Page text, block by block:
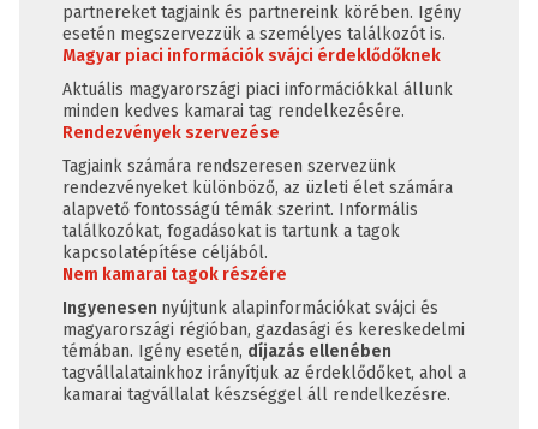
partnereket tagjaink és partnereink körében. Igény
esetén megszervezzük a személyes találkozót is.
Magyar piaci információk svájci érdeklődőknek
Aktuális magyarországi piaci információkkal állunk
minden kedves kamarai tag rendelkezésére.
Rendezvények szervezése
Tagjaink számára rendszeresen szervezünk
rendezvényeket különböző, az üzleti élet számára
alapvető fontosságú témák szerint. Informális
találkozókat, fogadásokat is tartunk a tagok
kapcsolatépítése céljából.
Nem kamarai tagok részére
Ingyenesen nyújtunk alapinformációkat svájci és
magyarországi régióban, gazdasági és kereskedelmi
témában. Igény esetén, díjazás ellenében
tagvállalatainkhoz irányítjuk az érdeklődőket, ahol a
kamarai tagvállalat készséggel áll rendelkezésre.